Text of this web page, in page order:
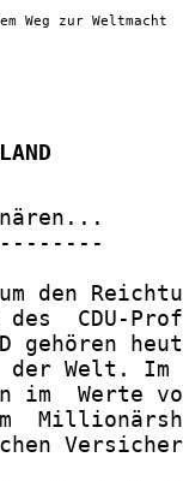
Weg zur Weltmacht
den
CDU-
gehören
Welt.
im  Werte